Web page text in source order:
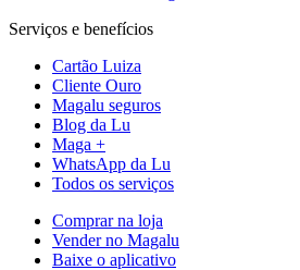
Serviços e benefícios
Cartão Luiza
Cliente Ouro
Magalu seguros
Blog da Lu
Maga +
WhatsApp da Lu
Todos os serviços
Comprar na loja
Vender no Magalu
Baixe o aplicativo